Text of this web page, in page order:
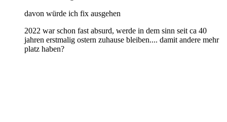
davon würde ich fix ausgehen
2022 war schon fast absurd, werde in dem sinn seit ca 40
jahren erstmalig ostern zuhause bleiben.... damit andere mehr
platz haben?